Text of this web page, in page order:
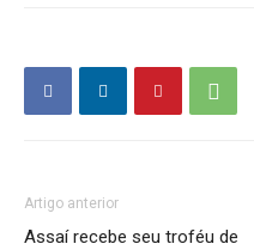
Artigo anterior
Assaí recebe seu troféu de